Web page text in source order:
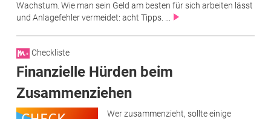
Wachstum. Wie man sein Geld am besten für sich arbeiten lässt
und Anlagefehler vermeidet: acht Tipps. ...
Checkliste
Finanzielle Hürden beim
Zusammenziehen
Wer zusammenzieht, sollte einige